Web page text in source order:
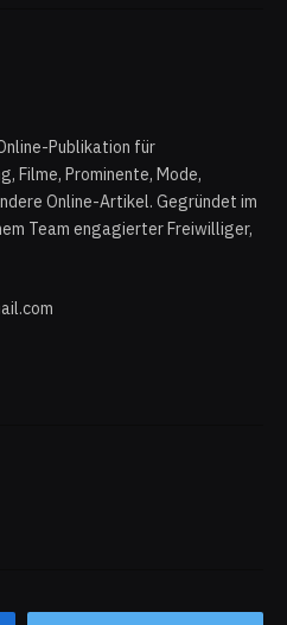
Publikation für
Filme, Prominente, Mode,
Online-Artikel. Gegründet im
Team engagierter Freiwilliger,